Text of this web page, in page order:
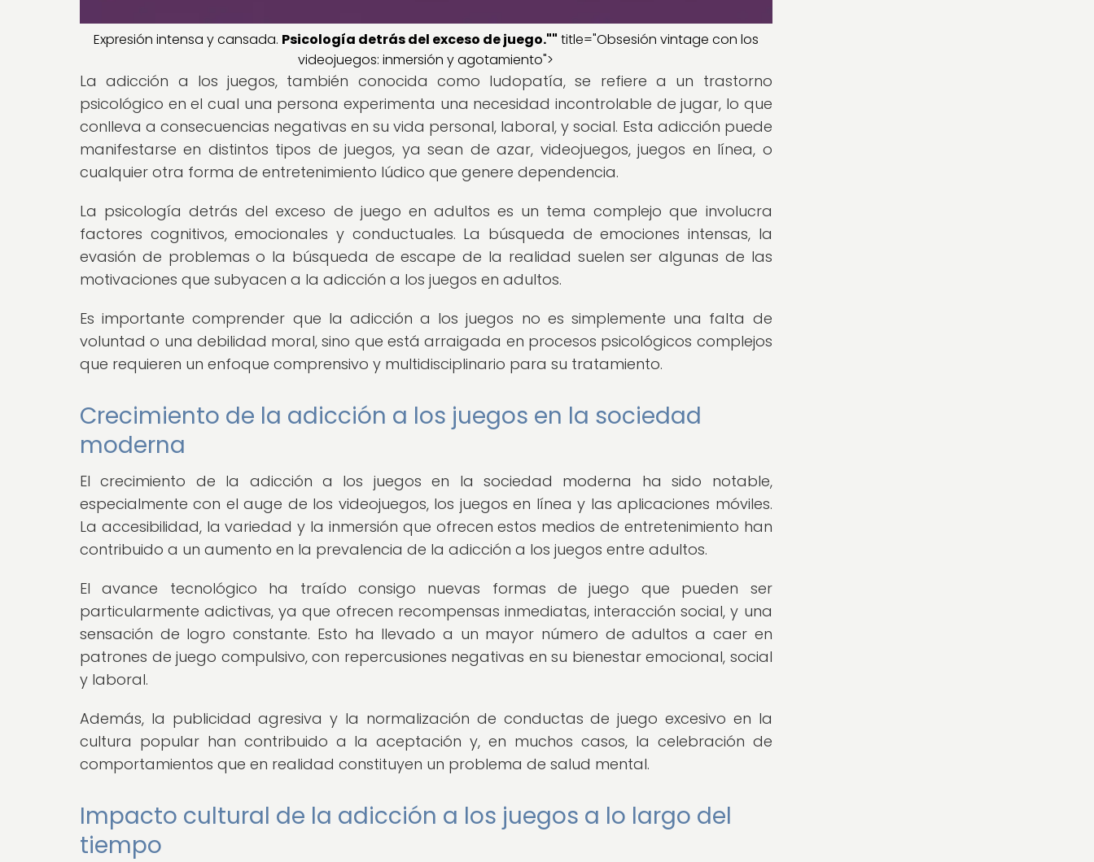
Expresión intensa y cansada. Psicología detrás del exceso de juego."" title="Obsesión vintage con los
videojuegos: inmersión y agotamiento">
La adicción a los juegos, también conocida como ludopatía, se refiere a un trastorno
psicológico en el cual una persona experimenta una necesidad incontrolable de jugar, lo que
conlleva a consecuencias negativas en su vida personal, laboral, y social. Esta adicción puede
manifestarse en distintos tipos de juegos, ya sean de azar, videojuegos, juegos en línea, o
cualquier otra forma de entretenimiento lúdico que genere dependencia.
La psicología detrás del exceso de juego en adultos es un tema complejo que involucra
factores cognitivos, emocionales y conductuales. La búsqueda de emociones intensas, la
evasión de problemas o la búsqueda de escape de la realidad suelen ser algunas de las
motivaciones que subyacen a la adicción a los juegos en adultos.
Es importante comprender que la adicción a los juegos no es simplemente una falta de
voluntad o una debilidad moral, sino que está arraigada en procesos psicológicos complejos
que requieren un enfoque comprensivo y multidisciplinario para su tratamiento.
Crecimiento de la adicción a los juegos en la sociedad
moderna
El crecimiento de la adicción a los juegos en la sociedad moderna ha sido notable,
especialmente con el auge de los videojuegos, los juegos en línea y las aplicaciones móviles.
La accesibilidad, la variedad y la inmersión que ofrecen estos medios de entretenimiento han
contribuido a un aumento en la prevalencia de la adicción a los juegos entre adultos.
El avance tecnológico ha traído consigo nuevas formas de juego que pueden ser
particularmente adictivas, ya que ofrecen recompensas inmediatas, interacción social, y una
sensación de logro constante. Esto ha llevado a un mayor número de adultos a caer en
patrones de juego compulsivo, con repercusiones negativas en su bienestar emocional, social
y laboral.
Además, la publicidad agresiva y la normalización de conductas de juego excesivo en la
cultura popular han contribuido a la aceptación y, en muchos casos, la celebración de
comportamientos que en realidad constituyen un problema de salud mental.
Impacto cultural de la adicción a los juegos a lo largo del
tiempo